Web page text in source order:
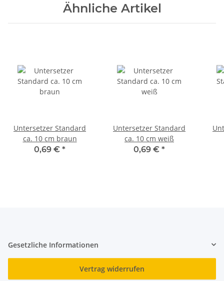
Ähnliche Artikel
Untersetzer Standard
ca. 10 cm braun
0,69 € *
Untersetzer Standard
ca. 10 cm weiß
0,69 € *
Gesetzliche Informationen
Vertrag widerrufen